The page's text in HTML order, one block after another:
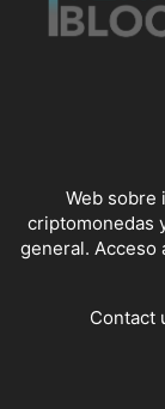
Web sobre
criptomonedas
general. Acceso
Contact